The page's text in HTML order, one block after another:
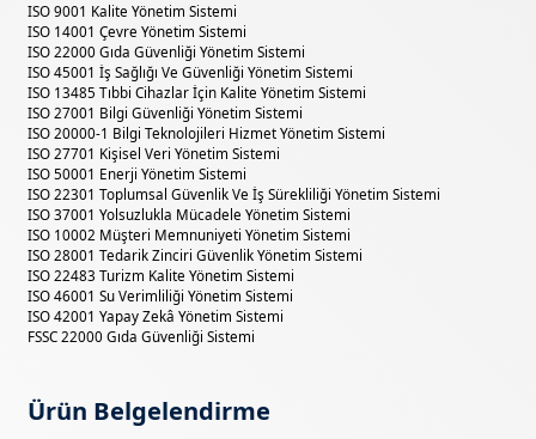
ISO 9001 Kalite Yönetim Sistemi
ISO 14001 Çevre Yönetim Sistemi
ISO 22000 Gıda Güvenliği Yönetim Sistemi
ISO 45001 İş Sağlığı Ve Güvenliği Yönetim Sistemi
ISO 13485 Tıbbi Cihazlar İçin Kalite Yönetim Sistemi
ISO 27001 Bilgi Güvenliği Yönetim Sistemi
ISO 20000-1 Bilgi Teknolojileri Hizmet Yönetim Sistemi
ISO 27701 Kişisel Veri Yönetim Sistemi
ISO 50001 Enerji Yönetim Sistemi
ISO 22301 Toplumsal Güvenlik Ve İş Sürekliliği Yönetim Sistemi
ISO 37001 Yolsuzlukla Mücadele Yönetim Sistemi
ISO 10002 Müşteri Memnuniyeti Yönetim Sistemi
ISO 28001 Tedarik Zinciri Güvenlik Yönetim Sistemi
ISO 22483 Turizm Kalite Yönetim Sistemi
ISO 46001 Su Verimliliği Yönetim Sistemi
ISO 42001 Yapay Zekâ Yönetim Sistemi
FSSC 22000 Gıda Güvenliği Sistemi
Ürün Belgelendirme